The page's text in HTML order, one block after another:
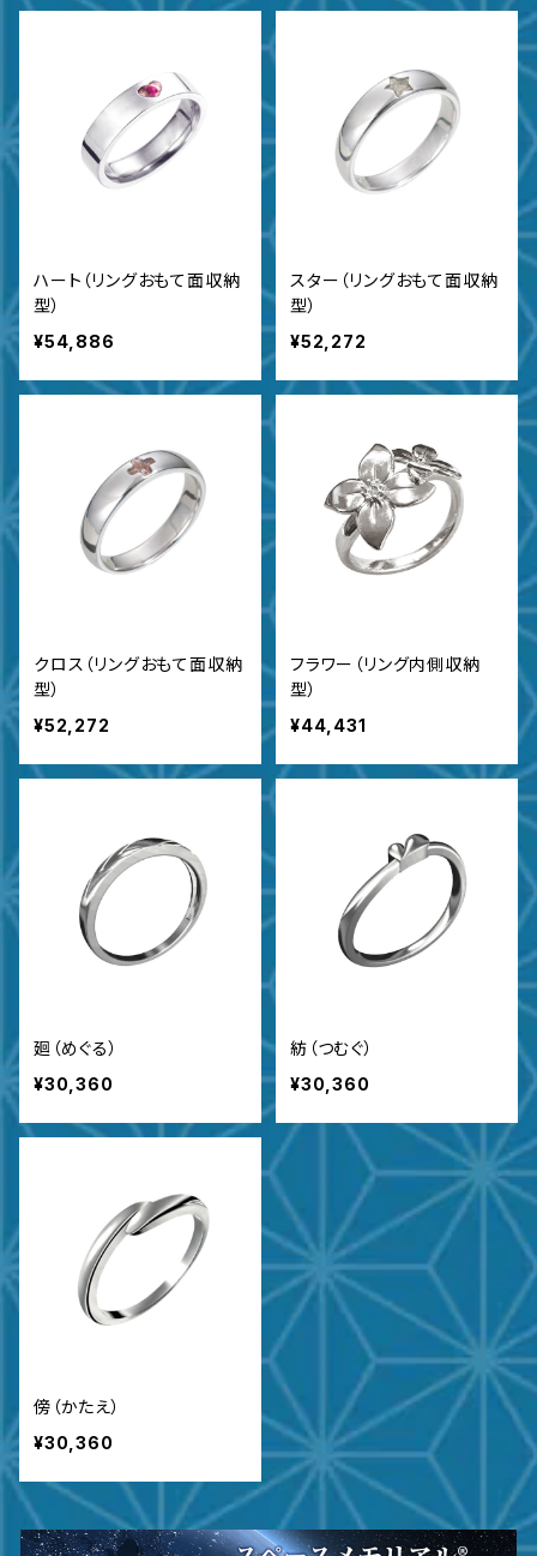
ハート（リングおもて面収納
型）
¥54,886
スター（リングおもて面収納
型）
¥52,272
クロス（リングおもて面収納
型）
¥52,272
フラワー（リング内側収納
型）
¥44,431
廻（めぐる）
¥30,360
紡（つむぐ）
¥30,360
傍（かたえ）
¥30,360